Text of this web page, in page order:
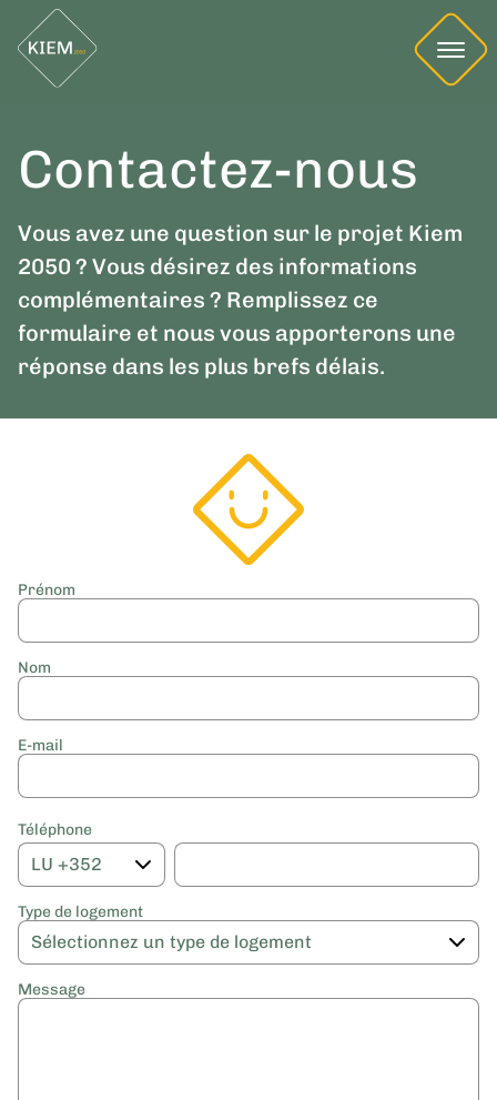
Contactez-nous
Vous avez une question sur le projet Kiem
2050 ? Vous désirez des informations
complémentaires ? Remplissez ce
formulaire et nous vous apporterons une
réponse dans les plus brefs délais.
Prénom
Nom
E-mail
Téléphone
Type de logement
Message